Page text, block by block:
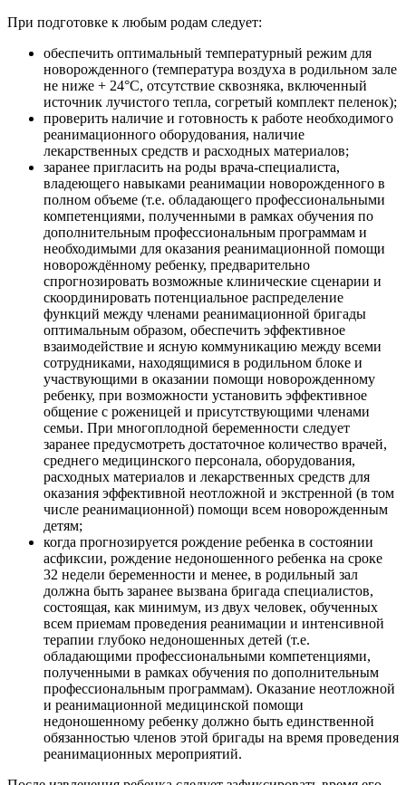
При подготовке к любым родам следует:
обеспечить оптимальный температурный режим для
новорожденного (температура воздуха в родильном зале
не ниже + 24°С, отсутствие сквозняка, включенный
источник лучистого тепла, согретый комплект пеленок);
проверить наличие и готовность к работе необходимого
реанимационного оборудования, наличие
лекарственных средств и расходных материалов;
заранее пригласить на роды врача-специалиста,
владеющего навыками реанимации новорожденного в
полном объеме (т.е. обладающего профессиональными
компетенциями, полученными в рамках обучения по
дополнительным профессиональным программам и
необходимыми для оказания реанимационной помощи
новорождённому ребенку, предварительно
спрогнозировать возможные клинические сценарии и
скоординировать потенциальное распределение
функций между членами реанимационной бригады
оптимальным образом, обеспечить эффективное
взаимодействие и ясную коммуникацию между всеми
сотрудниками, находящимися в родильном блоке и
участвующими в оказании помощи новорожденному
ребенку, при возможности установить эффективное
общение с роженицей и присутствующими членами
семьи. При многоплодной беременности следует
заранее предусмотреть достаточное количество врачей,
среднего медицинского персонала, оборудования,
расходных материалов и лекарственных средств для
оказания эффективной неотложной и экстренной (в том
числе реанимационной) помощи всем новорожденным
детям;
когда прогнозируется рождение ребенка в состоянии
асфиксии, рождение недоношенного ребенка на сроке
32 недели беременности и менее, в родильный зал
должна быть заранее вызвана бригада специалистов,
состоящая, как минимум, из двух человек, обученных
всем приемам проведения реанимации и интенсивной
терапии глубоко недоношенных детей (т.е.
обладающими профессиональными компетенциями,
полученными в рамках обучения по дополнительным
профессиональным программам). Оказание неотложной
и реанимационной медицинской помощи
недоношенному ребенку должно быть единственной
обязанностью членов этой бригады на время проведения
реанимационных мероприятий.